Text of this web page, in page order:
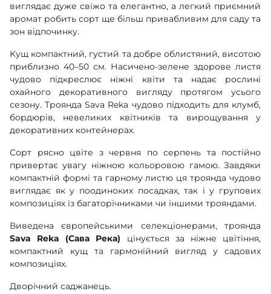
виглядає дуже свіжо та елегантно, а легкий приємний
аромат робить сорт ще більш привабливим для саду та
зон відпочинку.
Кущ компактний, густий та добре облистяний, висотою
приблизно 40–50 см. Насичено-зелене здорове листя
чудово підкреслює ніжні квіти та надає рослині
охайного декоративного вигляду протягом усього
сезону. Троянда Sava Reka чудово підходить для клумб,
бордюрів, невеликих квітників та вирощування у
декоративних контейнерах.
Сорт рясно цвіте з червня по серпень та постійно
привертає увагу ніжною кольоровою гамою. Завдяки
компактній формі та гарному листю ця троянда чудово
виглядає як у поодиноких посадках, так і у групових
композиціях із багаторічниками чи іншими трояндами.
Виведена європейськими селекціонерами, троянда
Sava Reka (Сава Река) цінується за ніжне цвітіння,
компактний кущ та гармонійний вигляд у садових
композиціях.
Дворічний саджанець.